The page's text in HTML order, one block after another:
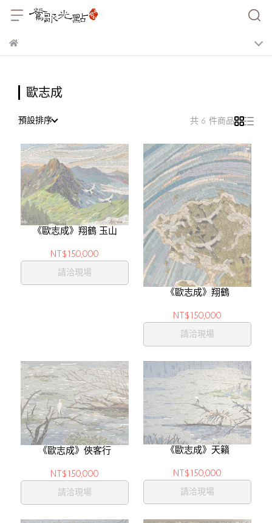
歐志成
預設排序 共 6 件商品
《歐志成》翔鶴 玉山
NT$150,000
請洽現場
《歐志成》翔鶴
NT$150,000
請洽現場
《歐志成》俠客行
NT$150,000
請洽現場
《歐志成》天籟
NT$150,000
請洽現場